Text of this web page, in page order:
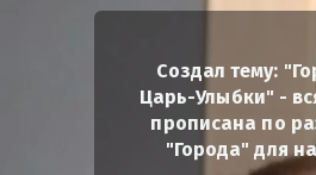
Создал тему:
Царь-Улыбки" -
прописана по
"Города" для